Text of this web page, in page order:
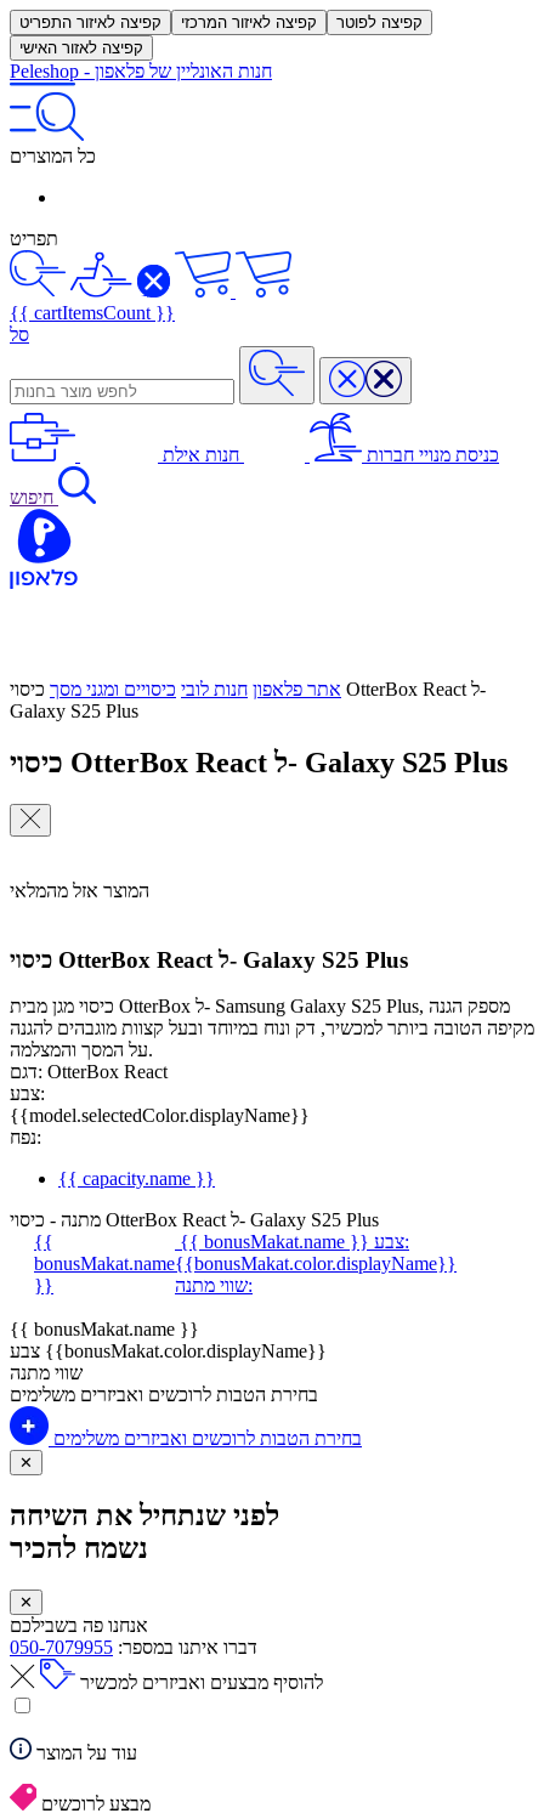
קפיצה לאיזור התפריט קפיצה לאיזור המרכזי
קפיצה לפוטר
קפיצה לאזור האישי
Peleshop - חנות האונליין של פלאפון
כל המוצרים
תפריט
{{ cartItemsCount }}
סל
כניסת מנויי חברות חנות אילת
חיפוש
אתר פלאפון חנות לובי כיסויים ומגני מסך כיסוי OtterBox React ל-
Galaxy S25 Plus
כיסוי OtterBox React ל- Galaxy S25 Plus
המוצר אזל מהמלאי
כיסוי OtterBox React ל- Galaxy S25 Plus
כיסוי מגן מבית OtterBox ל- Samsung Galaxy S25 Plus, מספק הגנה
מקיפה הטובה ביותר למכשיר, דק ונוח במיוחד ובעל קצוות מוגבהים להגנה
על המסך והמצלמה.
דגם: OtterBox React
צבע:
{{model.selectedColor.displayName}}
נפח:
{{ capacity.name }}
מתנה - כיסוי OtterBox React ל- Galaxy S25 Plus
{{
bonusMakat.name
}}
{{ bonusMakat.name }}
צבע:
{{bonusMakat.color.displayName}}
שווי מתנה:
{{ bonusMakat.name }}
צבע {{bonusMakat.color.displayName}}
שווי מתנה
בחירת הטבות לרוכשים ואביזרים משלימים
בחירת הטבות לרוכשים ואביזרים משלימים
✕
לפני שנתחיל את השיחה
נשמח להכיר
✕
אנחנו פה בשבילכם
דברו איתנו במספר: 050-7079955
להוסיף מבצעים ואביזרים למכשיר
עוד על המוצר
מבצע לרוכשים